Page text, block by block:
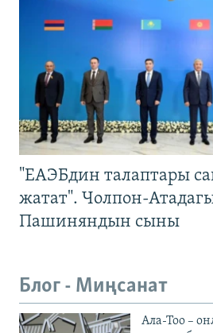
"ЕАЭБдин талаптары
жатат". Чолпон-
Пашиняндын сыны
Блог - Миңсанат
Ала-Тоо –